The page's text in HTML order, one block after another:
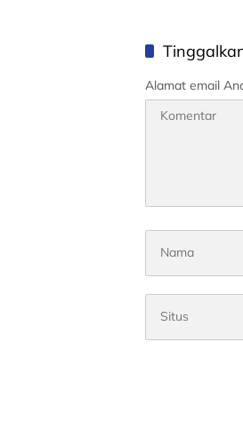
Alamat email